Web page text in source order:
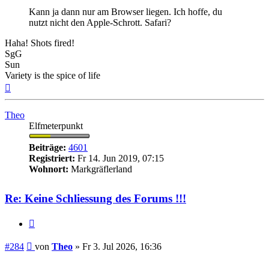
Kann ja dann nur am Browser liegen. Ich hoffe, du
nutzt nicht den Apple-Schrott. Safari?
Haha! Shots fired!
SgG
Sun
Variety is the spice of life
Theo
Elfmeterpunkt
Beiträge: 4601
Registriert: Fr 14. Jun 2019, 07:15
Wohnort: Markgräflerland
Re: Keine Schliessung des Forums !!!
#284 Beitrag
von Theo » Fr 3. Jul 2026, 16:36